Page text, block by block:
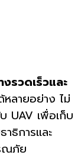
รวดเร็วและ
หลายอย่าง ไม่
UAV เพื่อเก็บ
าธิการและ
ณภัย